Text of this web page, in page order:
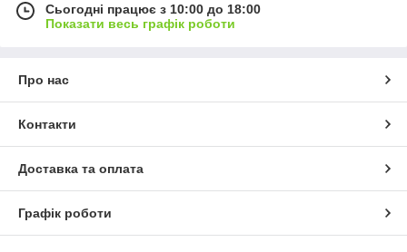
Сьогодні працює з 10:00 до 18:00
Показати весь графік роботи
Про нас
Контакти
Доставка та оплата
Графік роботи